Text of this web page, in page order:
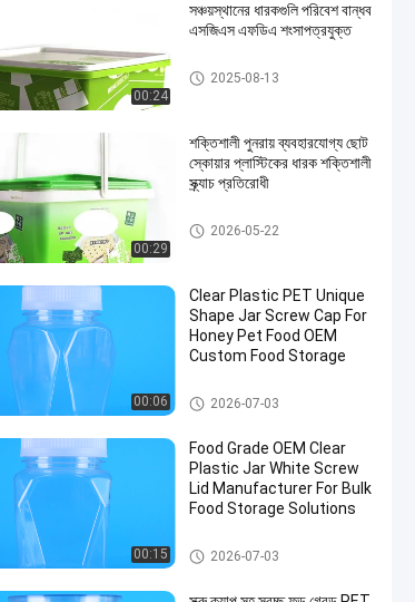
00:24
সঞ্চয়স্থানের ধারকগুলি পরিবেশ বান্ধব
এসজিএস এফডিএ শংসাপত্রযুক্ত
আইএমএল বক্স
2025-08-13
00:29
শক্তিশালী পুনরায় ব্যবহারযোগ্য ছোট
স্কোয়ার প্লাস্টিকের ধারক শক্তিশালী
স্ক্র্যাচ প্রতিরোধী
আইএমএল টিউবস
2026-05-22
00:06
Clear Plastic PET Unique
Shape Jar Screw Cap For
Honey Pet Food OEM
Custom Food Storage
প্লাস্টিকের প্যাকেজিং জার
2026-07-03
00:15
Food Grade OEM Clear
Plastic Jar White Screw
Lid Manufacturer For Bulk
Food Storage Solutions
প্লাস্টিকের প্যাকেজিং জার
2026-07-03